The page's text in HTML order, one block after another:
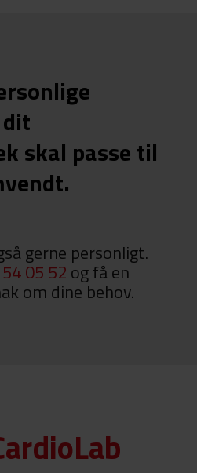
skal passe til
gerne personligt.
05 52 og få en
om dine behov.